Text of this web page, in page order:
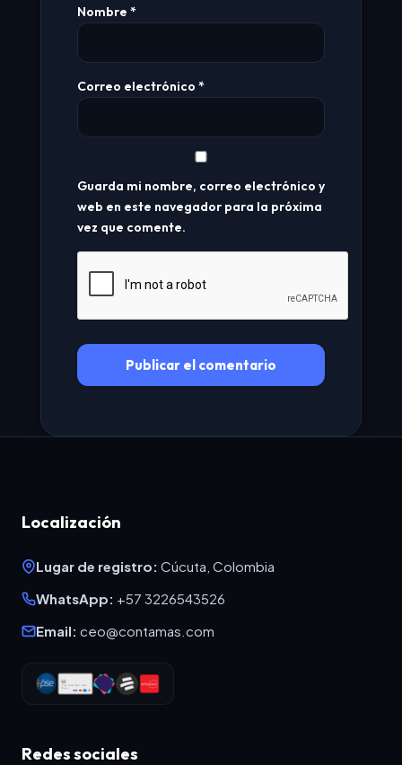
Nombre *
Correo electrónico *
Guarda mi nombre, correo electrónico y
web en este navegador para la próxima
vez que comente.
Localización
Lugar de registro: Cúcuta, Colombia
WhatsApp: +57 3226543526
Email: ceo@contamas.com
Redes sociales